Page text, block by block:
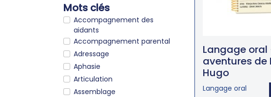
Mots clés
Accompagnement des
aidants
Accompagnement parental
Adressage
Aphasie
Articulation
Assemblage
Langage oral
aventures de
Hugo
Langage oral